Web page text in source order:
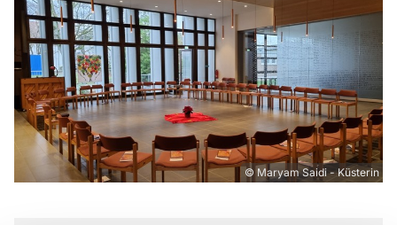
© Maryam Saidi - Küsterin